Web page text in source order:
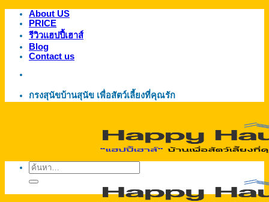
ข้าม
เนื้อหา
About US
PRICE
รีวิวแฮปปี้เฮาส์
Blog
Contact us
กรงสุนัขบ้านสุนัข เพื่อสัตว์เลี้ยงที่คุณรัก
ค้นหา: